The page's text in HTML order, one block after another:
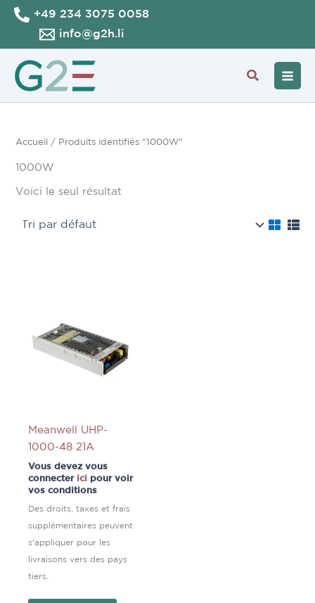
Aller
contenu
+49 234 3075 0058
info@g2h.li
Accueil / Produits identifiés “1000W”
1000W
Voici le seul résultat
Meanwell UHP-
1000-48 21A
Vous devez vous
connecter ici pour voir
vos conditions
Des droits, taxes et frais
supplémentaires peuvent
s'appliquer pour les
livraisons vers des pays
tiers.